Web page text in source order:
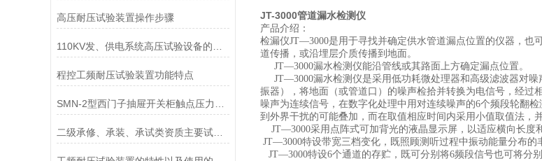
高压耐压试验装置操作步骤
程控工频耐压试验装置功能特点
二级承修、承装、承试类资质主要试验设备配置表
JT-3000管道漏水检测仪
产品介绍：
检漏仪JT—3000是用于寻找并确定供水管道漏点位置的仪器，也
道传播，或沿埋层介质传播到地面。
JT—3000漏水检测仪能沿管线或其路面上方确定漏点位置。
JT—3000漏水检测仪是采用低功耗微处理器和高级滤波器对噪
振器），将地面（或管道口）的噪声检拾并转换为电信号，经
噪声为连续信号，在数字化处理中用对连续噪声的6个频段轮翻
到外界干扰的可能叠加，而在取值相应时间内采用小值取值法，
JT—3000采用点阵式可加背光的液晶显示屏，以适应横向长度
JT—3000特设带宽三档变化，既照顾测听过程中振动能量分布的
JT—3000特设6个通道的存贮，既可分别将6频段信号也可将分